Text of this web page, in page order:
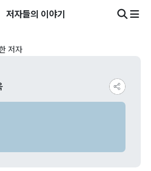
저자들의 이야기
저자